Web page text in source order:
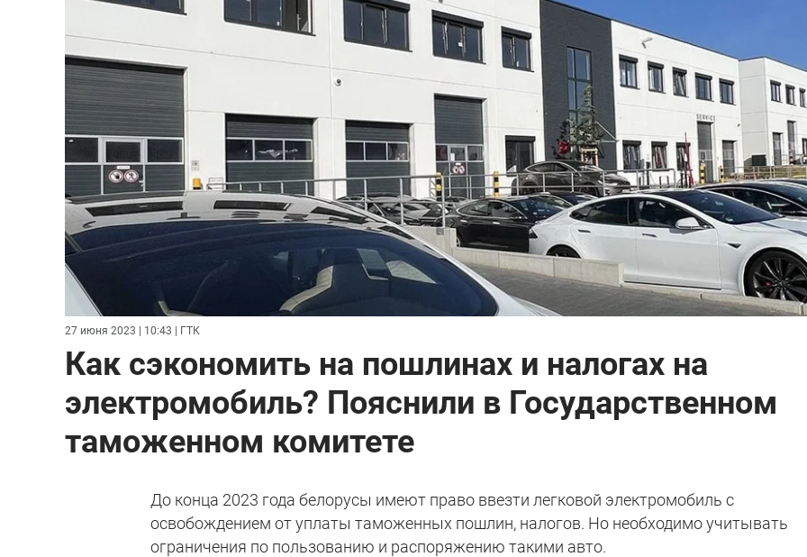
27 июня 2023 | 10:43 | ГТК
Как сэкономить на пошлинах и налогах на
электромобиль? Пояснили в Государственном
таможенном комитете
До конца 2023 года белорусы имеют право ввезти легковой электромобиль с
освобождением от уплаты таможенных пошлин, налогов. Но необходимо учитывать
ограничения по пользованию и распоряжению такими авто.